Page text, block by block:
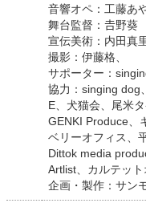
音響オペ：工藤あ
舞台監督：𠮷野葵
宣伝美術：内田真
撮影：伊藤格、
サポーター：
協力：singing dog
E、犬猫会、尾米
GENKI Produce、
ベリーオフィス、
Dittok media
Artlist、カルテッ
企画・製作：サン